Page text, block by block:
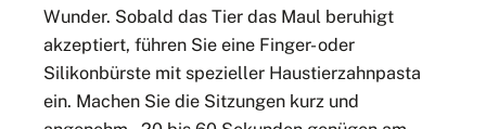
Wunder. Sobald das Tier das Maul beruhigt
akzeptiert, führen Sie eine Finger- oder
Silikonbürste mit spezieller Haustierzahnpasta
ein. Machen Sie die Sitzungen kurz und